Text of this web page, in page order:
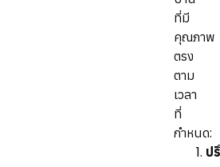
ที่มี
คุณภาพ
ตรง
ตาม
เวลา
ที่
กำหนด:
ป